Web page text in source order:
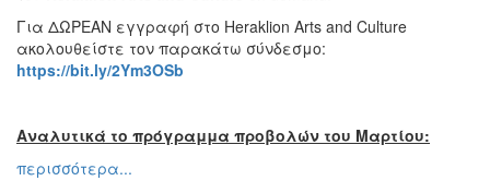
Άλλες
Εκδηλώσεις
ΤΟΠΟΣ
ΜΑΣ
Για ΔΩΡΕΑΝ εγγραφή στο Heraklion Arts and Culture
ακολουθείστε τον παρακάτω σύνδεσμο:
https://bit.ly/2Ym3OSb
Αναλυτικά το πρόγραμμα προβολών του Μαρτίου:
περισσότερα...